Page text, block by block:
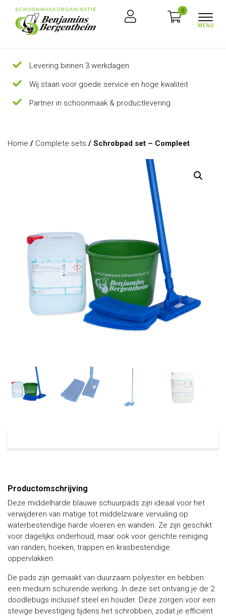
0
Levering binnen 3 werkdagen
Wij staan voor goede service en hoge kwaliteit
Partner in schoonmaak & productlevering
Home / Complete sets / Schrobpad set – Compleet
Productomschrijving
Deze middelharde blauwe schuurpads zijn ideaal voor het
verwijderen van matige tot middelzware vervuiling op
waterbestendige harde vloeren en wanden. Ze zijn geschikt
voor dagelijks onderhoud, maar ook voor gerichte reiniging
van randen, hoeken, trappen en krasbestendige
oppervlakken.
De pads zijn gemaakt van duurzaam polyester en hebben
een medium schurende werking. In deze set ontvang je de 2
doodlebugs inclusief steel en houder. Deze zorgen voor een
stevige bevestiging tijdens het schrobben, zodat je efficiënt